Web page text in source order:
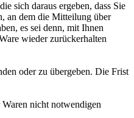
sich daraus ergeben, dass Sie
an dem die Mitteilung über
es sei denn, mit Ihnen
wieder zurückerhalten
oder zu übergeben. Die Frist
nicht notwendigen